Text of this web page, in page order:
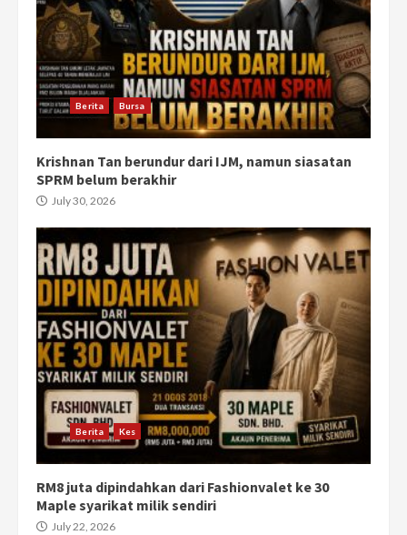
Berita Bursa
Krishnan Tan berundur dari IJM, namun siasatan
SPRM belum berakhir
July 30, 2026
Berita Kes
RM8 juta dipindahkan dari Fashionvalet ke 30
Maple syarikat milik sendiri
July 22, 2026